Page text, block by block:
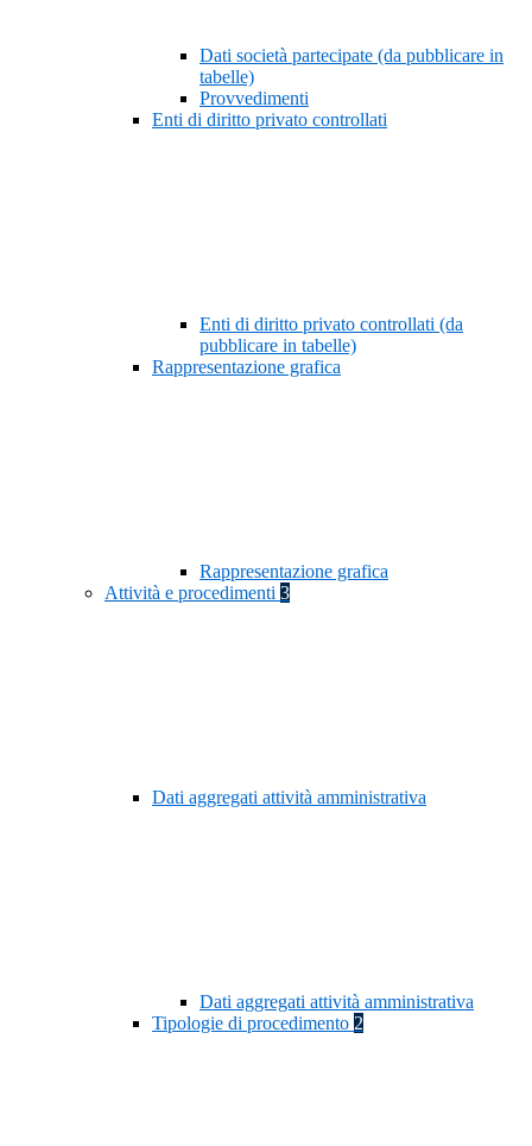
Dati società partecipate (da pubblicare in
tabelle)
Provvedimenti
Enti di diritto privato controllati
Enti di diritto privato controllati (da
pubblicare in tabelle)
Rappresentazione grafica
Rappresentazione grafica
Attività e procedimenti 3
Dati aggregati attività amministrativa
Dati aggregati attività amministrativa
Tipologie di procedimento 2